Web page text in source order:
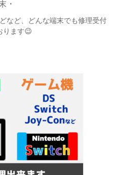
・
など、どんな端末でも修理受付
ります😉